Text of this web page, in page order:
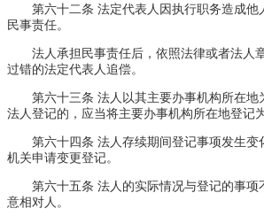
第六十二条 法定代表人因执行职务造成他
民事责任。
法人承担民事责任后，依照法律或者法人
过错的法定代表人追偿。
第六十三条 法人以其主要办事机构所在地
法人登记的，应当将主要办事机构所在地登记
第六十四条 法人存续期间登记事项发生变
机关申请变更登记。
第六十五条 法人的实际情况与登记的事项
意相对人。